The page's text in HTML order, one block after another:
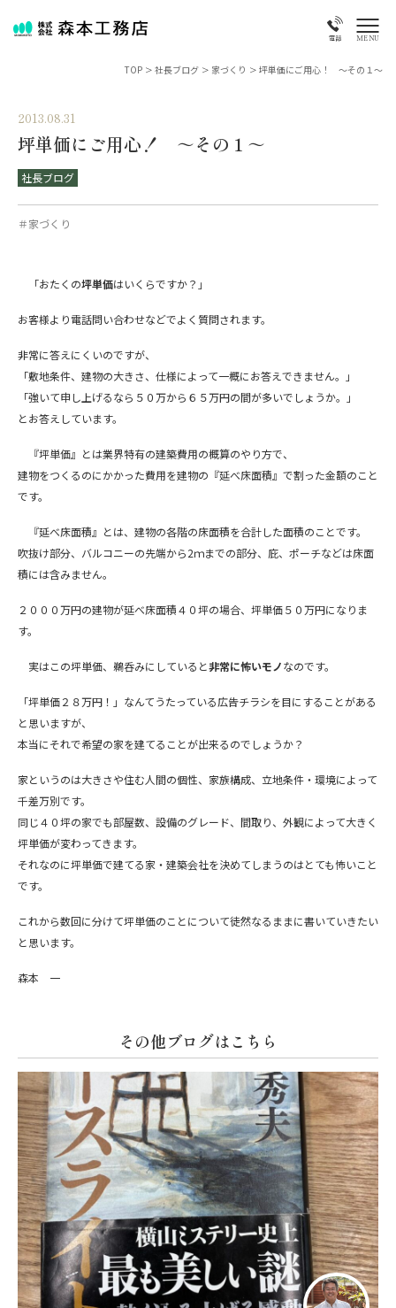
電話 MENU
TOP > 社長ブログ > 家づくり > 坪単価にご用心！ ～その１～
2013.08.31
坪単価にご用心！ ～その１～
社長ブログ
＃家づくり
「おたくの坪単価はいくらですか？」
お客様より電話問い合わせなどでよく質問されます。
非常に答えにくいのですが、
「敷地条件、建物の大きさ、仕様によって一概にお答えできません。」
「強いて申し上げるなら５０万から６５万円の間が多いでしょうか。」
とお答えしています。
『坪単価』とは業界特有の建築費用の概算のやり方で、
建物をつくるのにかかった費用を建物の『延べ床面積』で割った金額のこと
です。
『延べ床面積』とは、建物の各階の床面積を合計した面積のことです。
吹抜け部分、バルコニーの先端から2ｍまでの部分、庇、ポーチなどは床面
積には含みません。
２０００万円の建物が延べ床面積４０坪の場合、坪単価５０万円になりま
す。
実はこの坪単価、鵜呑みにしていると非常に怖いモノなのです。
「坪単価２８万円！」なんてうたっている広告チラシを目にすることがある
と思いますが、
本当にそれで希望の家を建てることが出来るのでしょうか？
家というのは大きさや住む人間の個性、家族構成、立地条件・環境によって
千差万別です。
同じ４０坪の家でも部屋数、設備のグレード、間取り、外観によって大きく
坪単価が変わってきます。
それなのに坪単価で建てる家・建築会社を決めてしまうのはとても怖いこと
です。
これから数回に分けて坪単価のことについて徒然なるままに書いていきたい
と思います。
森本 一
その他ブログはこちら